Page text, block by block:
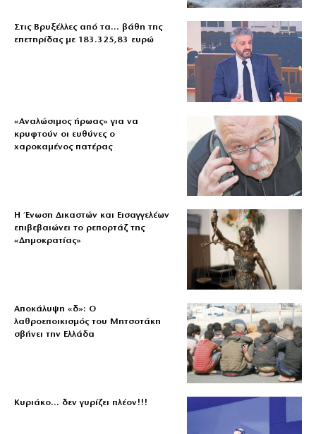
Στις Βρυξέλλες από τα… βάθη της
επετηρίδας με 183.325,83 ευρώ
«Aναλώσιμος ήρωας» για να
κρυφτούν οι ευθύνες ο
χαροκαμένος πατέρας
Η Ένωση Δικαστών και Εισαγγελέων
επιβεβαιώνει το ρεπορτάζ της
«Δημοκρατίας»
Αποκάλυψη «δ»: Ο
λαθροεποικισμός του Μητσοτάκη
σβήνει την Ελλάδα
Κυριάκο… δεν γυρίζει πλέον!!!